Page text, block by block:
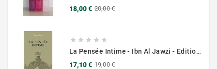
18,00 € 20,00 €
    
La Pensée Intime - Ibn Al Jawzi - Éditions Chama (Al Azhar)
17,10 € 19,00 €